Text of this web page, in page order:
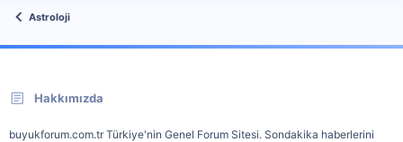
Astroloji
Hakkımızda
buyukforum.com.tr Türkiye'nin Genel Forum Sitesi. Sondakika haberlerini